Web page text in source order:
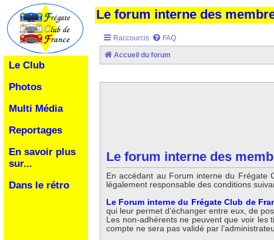
Le Club
Photos
Multi Média
Reportages
En savoir plus
sur...
Dans le rétro
Le forum interne des
Raccourcis FAQ
Accueil du forum
Le forum interne des
En accédant au Forum interne du Frégate
légalement responsable des conditions
Le Forum interne du Frégate Club de
qui leur permet d’échanger entre eux, de
Les non-adhérents ne peuvent que voir les
compte ne sera pas validé par